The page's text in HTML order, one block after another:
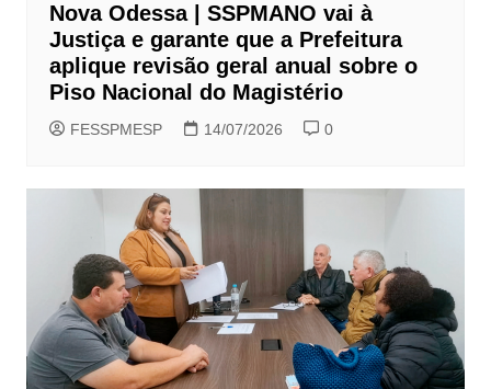
Nova Odessa | SSPMANO vai à
Justiça e garante que a Prefeitura
aplique revisão geral anual sobre o
Piso Nacional do Magistério
FESSPMESP 14/07/2026 0